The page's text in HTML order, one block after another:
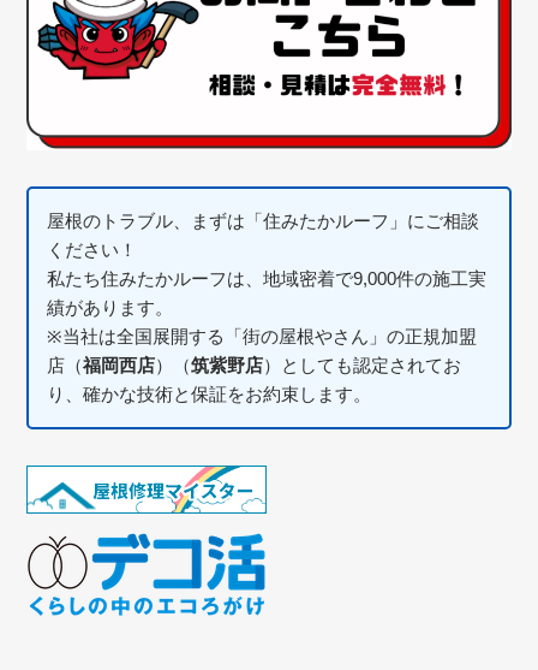
屋根のトラブル、まずは「住みたかルーフ」にご相談
ください！
私たち住みたかルーフは、地域密着で9,000件の施工実
績があります。
※当社は全国展開する「街の屋根やさん」の正規加盟
店（福岡西店）（筑紫野店）としても認定されてお
り、確かな技術と保証をお約束します。